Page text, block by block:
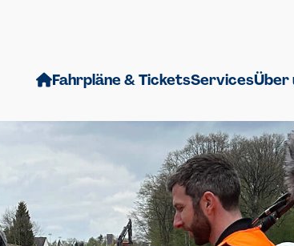
Fahrpläne & TicketsServicesÜber